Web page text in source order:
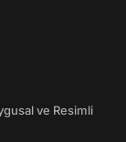
ve Resimli